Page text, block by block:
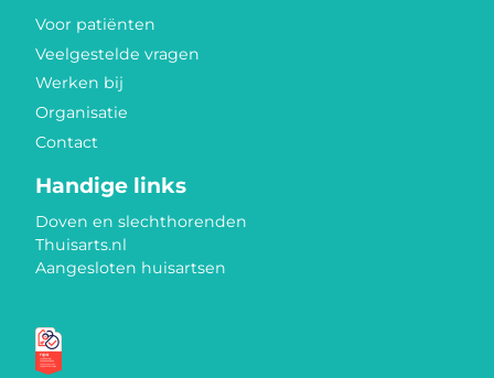
Voor patiënten
Veelgestelde vragen
Werken bij
Organisatie
Contact
Handige links
Doven en slechthorenden
Thuisarts.nl
Aangesloten huisartsen